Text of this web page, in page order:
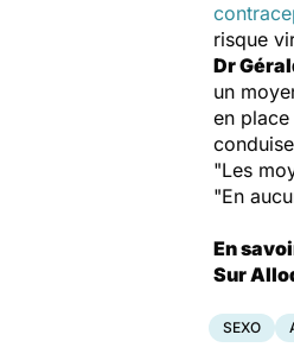
risque
Dr
un
en
"Les
"En
En
Sur
SEXO